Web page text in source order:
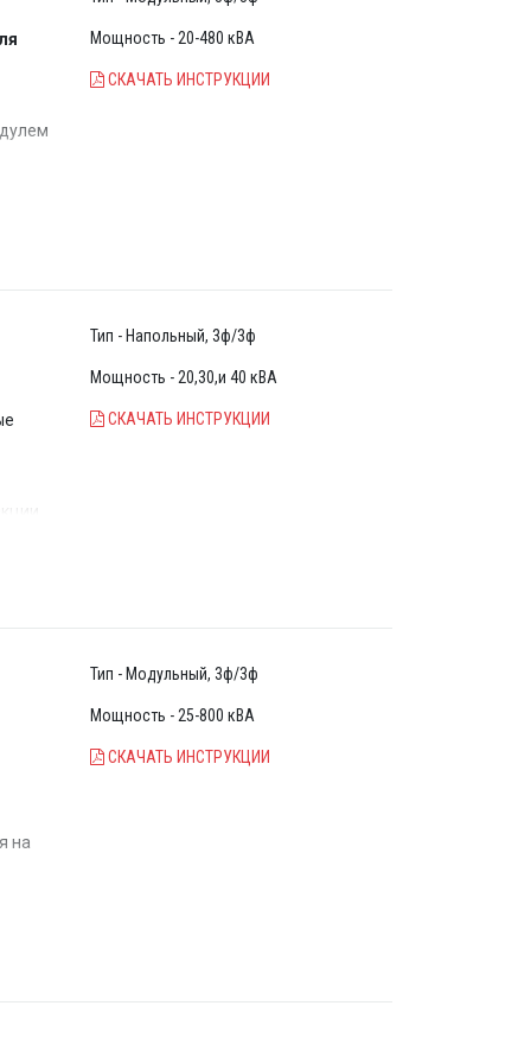
(<
Мощность - 20-480 кВА
СКАЧАТЬ ИНСТРУКЦИИ
<
Тип - Напольный, 3ф/3ф
Мощность - 20,30,и 40 кВА
СКАЧАТЬ ИНСТРУКЦИИ
на
Тип - Модульный, 3ф/3ф
Мощность - 25-800 кВА
СКАЧАТЬ ИНСТРУКЦИИ